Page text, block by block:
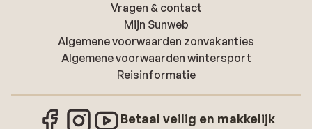
Vragen & contact
Mijn Sunweb
Algemene voorwaarden zonvakanties
Algemene voorwaarden wintersport
Reisinformatie
Betaal veilig en makkelijk